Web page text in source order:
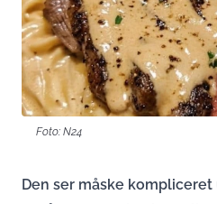
Foto: N24
Den ser måske